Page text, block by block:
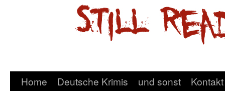
Home Deutsche Krimis und sonst Kontakt